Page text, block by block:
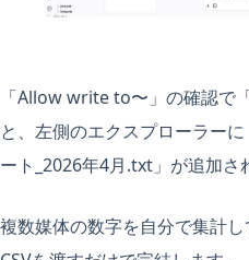
「Allow write to〜」の確認で
と、左側のエクスプローラー
ート_2026年4月.txt」が追加さ
複数媒体の数字を自分で集計し